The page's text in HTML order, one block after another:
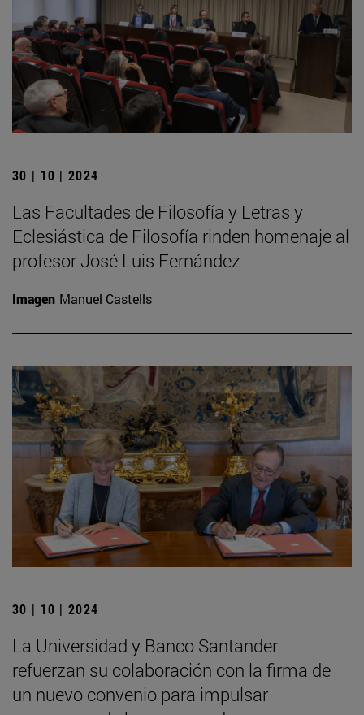
30 | 10 | 2024
Las Facultades de Filosofía y Letras y
Eclesiástica de Filosofía rinden homenaje al
profesor José Luis Fernández
Imagen Manuel Castells
30 | 10 | 2024
La Universidad y Banco Santander
refuerzan su colaboración con la firma de
un nuevo convenio para impulsar